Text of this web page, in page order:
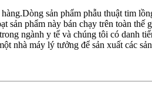
sản phẩm phẫu thuật tim
phẩm này bán chạy trên toàn thế
ngành y tế và chúng tôi có danh
máy lý tưởng để sản xuất các